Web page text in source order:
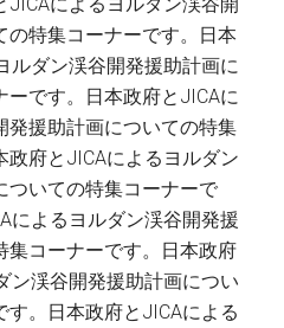
の特集コーナーです。日本
ルダン渓谷開発援助計画に
ーです。日本政府とJICAに
発援助計画についての特集
政府とJICAによるヨルダン
ついての特集コーナーで
によるヨルダン渓谷開発援
集コーナーです。日本政府
ン渓谷開発援助計画につい
す。日本政府とJICAによる